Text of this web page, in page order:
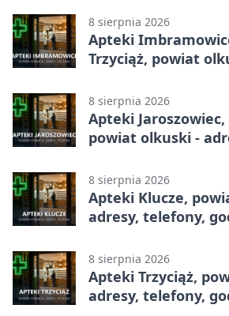
8 sierpnia 2026
Apteki
Trzyciąż, powiat
8 sierpnia 2026
Apteki
powiat olkuski -
8 sierpnia 2026
Apteki Klucze,
adresy, telefony,
8 sierpnia 2026
Apteki Trzyciąż,
adresy, telefony,